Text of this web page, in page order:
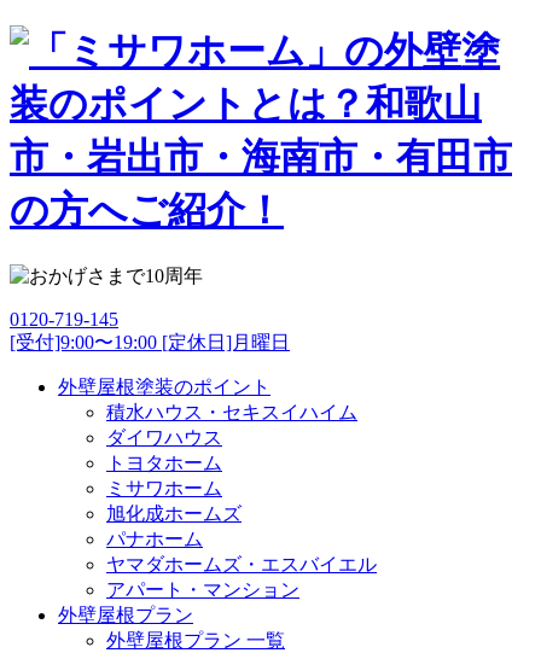
0120-719-145
[受付]9:00〜19:00 [定休日]月曜日
外壁屋根塗装のポイント
積水ハウス・セキスイハイム
ダイワハウス
トヨタホーム
ミサワホーム
旭化成ホームズ
パナホーム
ヤマダホームズ・エスバイエル
アパート・マンション
外壁屋根プラン
外壁屋根プラン 一覧